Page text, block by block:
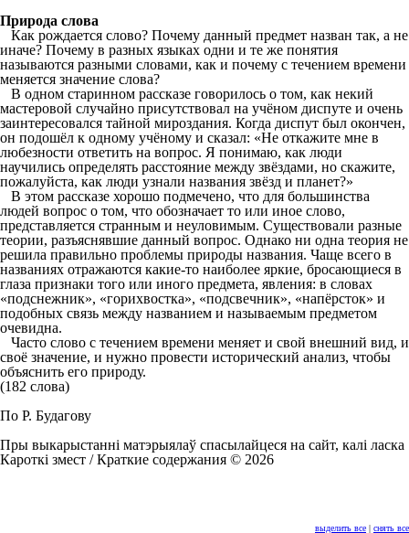
выделить все | снять все
Природа слова
Как рождается слово? Почему данный предмет назван так, а не
иначе? Почему в разных языках одни и те же понятия
называются разными словами, как и почему с течением времени
меняется значение слова?
В одном старинном рассказе говорилось о том, как некий
мастеровой случайно присутствовал на учёном диспуте и очень
заинтересовался тайной мироздания. Когда диспут был окончен,
он подошёл к одному учёному и сказал: «Не откажите мне в
любезности ответить на вопрос. Я понимаю, как люди
научились определять расстояние между звёздами, но скажите,
пожалуйста, как люди узнали названия звёзд и планет?»
В этом рассказе хорошо подмечено, что для большинства
людей вопрос о том, что обозначает то или иное слово,
представляется странным и неуловимым. Существовали разные
теории, разъяснявшие данный вопрос. Однако ни одна теория не
решила правильно проблемы природы названия. Чаще всего в
названиях отражаются какие-то наиболее яркие, бросающиеся в
глаза признаки того или иного предмета, явления: в словах
«подснежник», «горихвостка», «подсвечник», «напёрсток» и
подобных связь между названием и называемым предметом
очевидна.
Часто слово с течением времени меняет и свой внешний вид, и
своё значение, и нужно провести исторический анализ, чтобы
объяснить его природу.
(182 слова)
По Р. Будагову
Пры выкарыстанні матэрыялаў спасылайцеся на сайт, калі ласка
Кароткі змест / Краткие содержания © 2026